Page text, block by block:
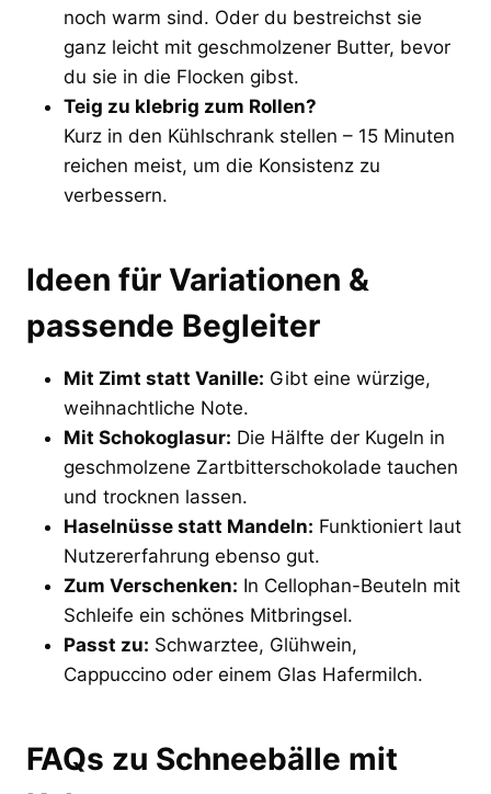
noch warm sind. Oder du bestreichst sie
ganz leicht mit geschmolzener Butter, bevor
du sie in die Flocken gibst.
Teig zu klebrig zum Rollen?
Kurz in den Kühlschrank stellen – 15 Minuten
reichen meist, um die Konsistenz zu
verbessern.
Ideen für Variationen &
passende Begleiter
Mit Zimt statt Vanille: Gibt eine würzige,
weihnachtliche Note.
Mit Schokoglasur: Die Hälfte der Kugeln in
geschmolzene Zartbitterschokolade tauchen
und trocknen lassen.
Haselnüsse statt Mandeln: Funktioniert laut
Nutzererfahrung ebenso gut.
Zum Verschenken: In Cellophan-Beuteln mit
Schleife ein schönes Mitbringsel.
Passt zu: Schwarztee, Glühwein,
Cappuccino oder einem Glas Hafermilch.
FAQs zu Schneebälle mit